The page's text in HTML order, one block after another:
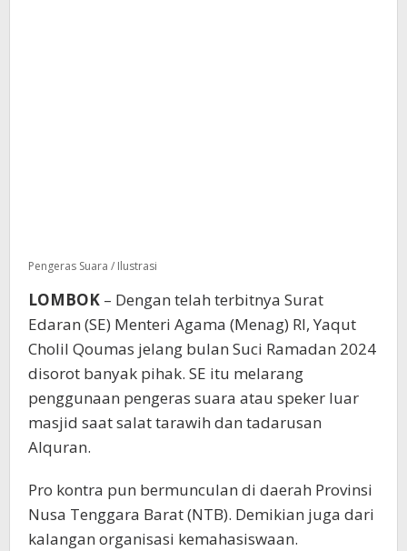
Pengeras Suara / Ilustrasi
LOMBOK – Dengan telah terbitnya Surat
Edaran (SE) Menteri Agama (Menag) RI, Yaqut
Cholil Qoumas jelang bulan Suci Ramadan 2024
disorot banyak pihak. SE itu melarang
penggunaan pengeras suara atau speker luar
masjid saat salat tarawih dan tadarusan
Alquran.
Pro kontra pun bermunculan di daerah Provinsi
Nusa Tenggara Barat (NTB). Demikian juga dari
kalangan organisasi kemahasiswaan.